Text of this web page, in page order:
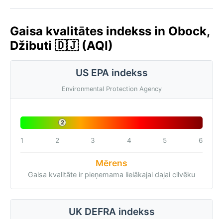
Gaisa kvalitātes indekss in Obock,
Džibuti 🇩🇯 (AQI)
US EPA indekss
Environmental Protection Agency
2
1 2 3 4 5 6
Mērens
Gaisa kvalitāte ir pieņemama lielākajai daļai cilvēku
UK DEFRA indekss